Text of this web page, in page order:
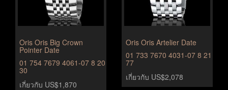
Oris Oris Big Crown
Pointer Date
01 754 7679 4061-07 8 20
30
เกี่ยวกับ US$1,870
Oris Oris Artelier Date
01 733 7670 4031-07 8 21
77
เกี่ยวกับ US$2,078